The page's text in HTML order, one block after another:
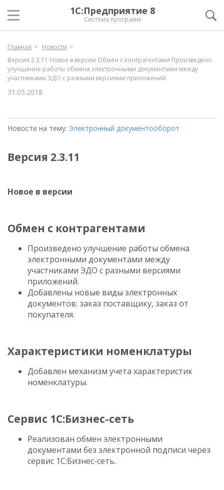
1С:Предприятие 8
Система программ
Главная
Новости
Версия 2.3.11 Новое в версии Обмен с контрагентами Произведено
улучшение работы обмена электронными документами между
участниками ЭДО с разными версиями приложений
31.05.2018
Новости на тему: Электронный документооборот
Версия 2.3.11
Новое в версии
Обмен с контрагентами
Произведено улучшение работы обмена
электронными документами между
участниками ЭДО с разными версиями
приложений.
Добавлены новые виды электронных
документов: заказ поставщику, заказ от
покупателя.
Характеристики номенклатуры
Добавлен механизм учета характеристик
номенклатуры.
Сервис 1С:Бизнес-сеть
Реализован обмен электронными
документами без электронной подписи через
сервис 1С:Бизнес-сеть.